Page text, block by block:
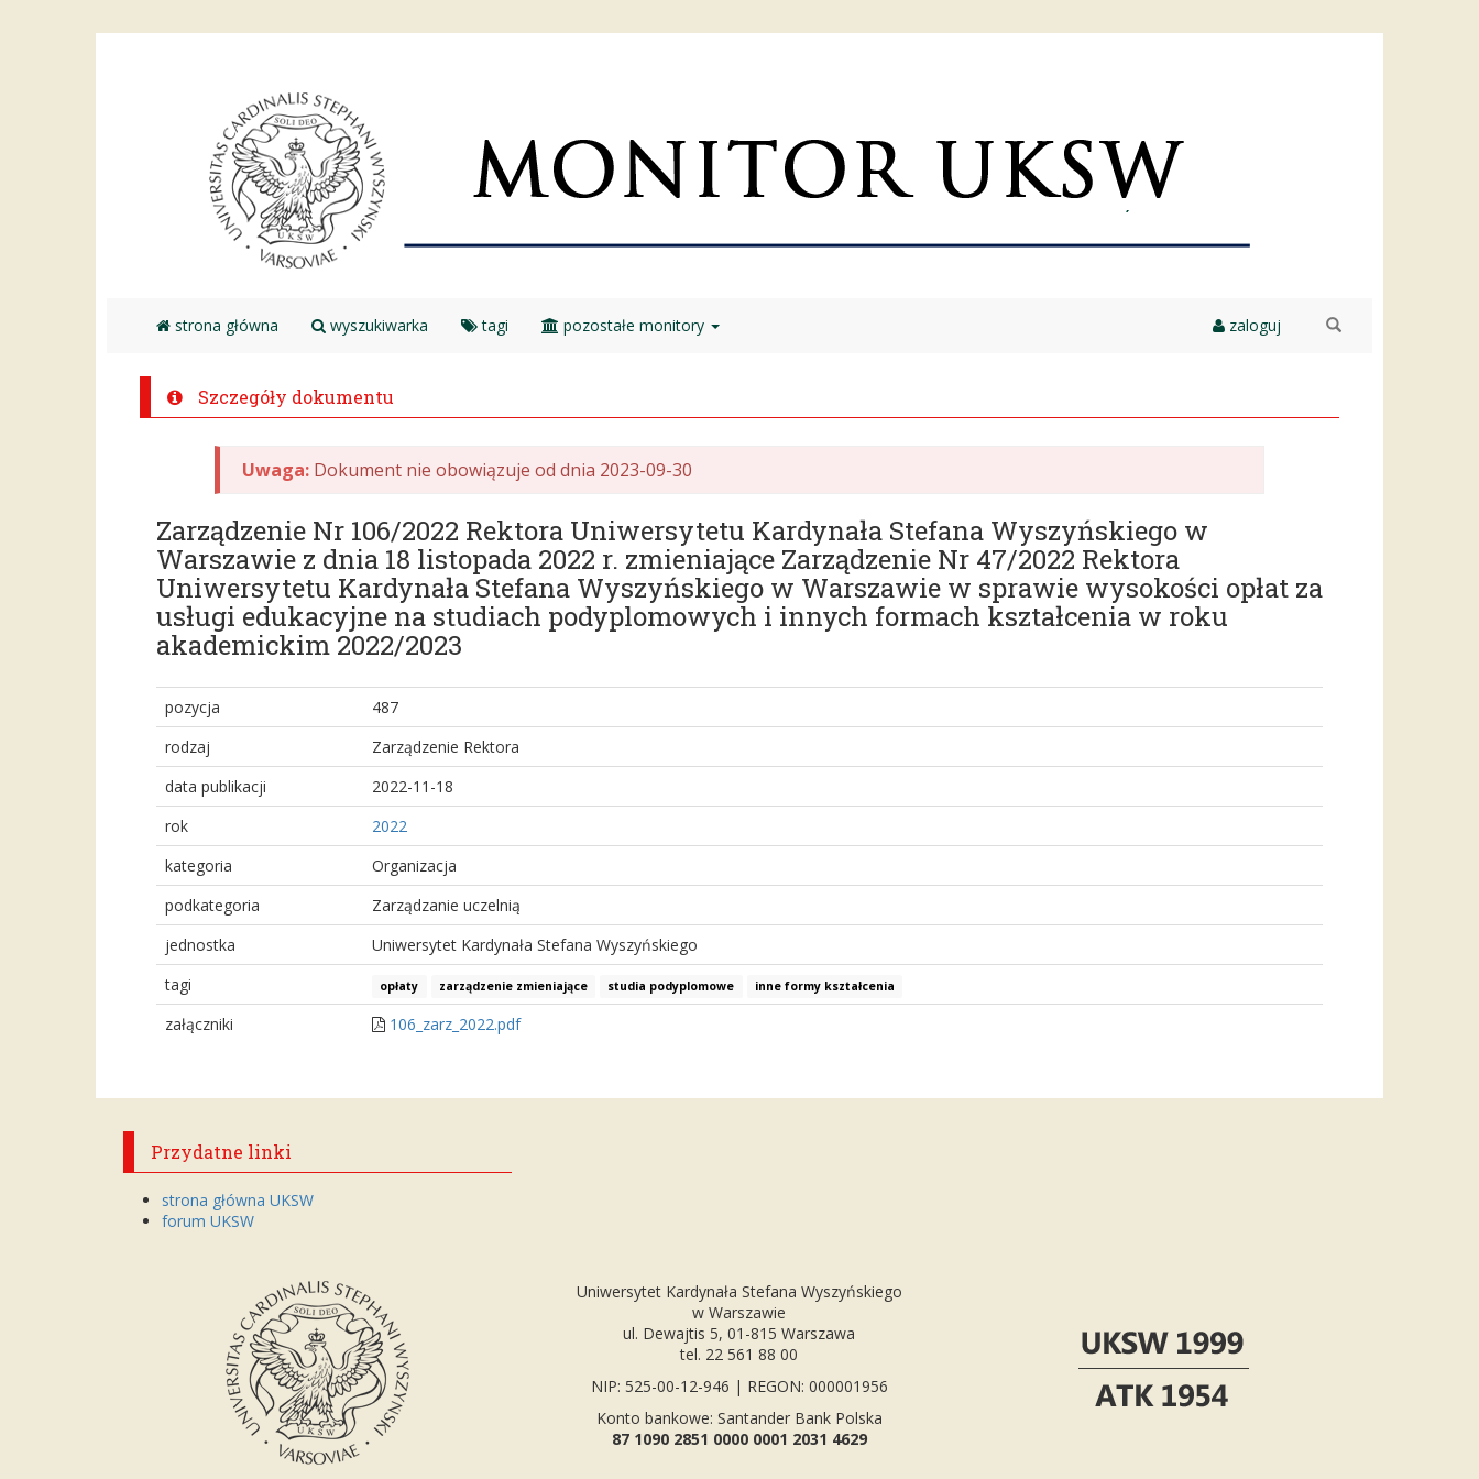
strona główna wyszukiwarka tagi pozostałe monitory zaloguj
Szczegóły dokumentu
Uwaga: Dokument nie obowiązuje od dnia 2023-09-30
Zarządzenie Nr 106/2022 Rektora Uniwersytetu Kardynała Stefana Wyszyńskiego w
Warszawie z dnia 18 listopada 2022 r. zmieniające Zarządzenie Nr 47/2022 Rektora
Uniwersytetu Kardynała Stefana Wyszyńskiego w Warszawie w sprawie wysokości opłat za
usługi edukacyjne na studiach podyplomowych i innych formach kształcenia w roku
akademickim 2022/2023
pozycja
487
rodzaj
Zarządzenie Rektora
data publikacji
2022-11-18
rok
2022
kategoria
Organizacja
podkategoria
Zarządzanie uczelnią
jednostka
Uniwersytet Kardynała Stefana Wyszyńskiego
tagi
opłaty zarządzenie zmieniające studia podyplomowe inne formy kształcenia
załączniki 106_zarz_2022.pdf
Przydatne linki
strona główna UKSW
forum UKSW
Uniwersytet Kardynała Stefana Wyszyńskiego
w Warszawie
ul. Dewajtis 5, 01-815 Warszawa
tel. 22 561 88 00
NIP: 525-00-12-946 | REGON: 000001956
Konto bankowe: Santander Bank Polska
87 1090 2851 0000 0001 2031 4629